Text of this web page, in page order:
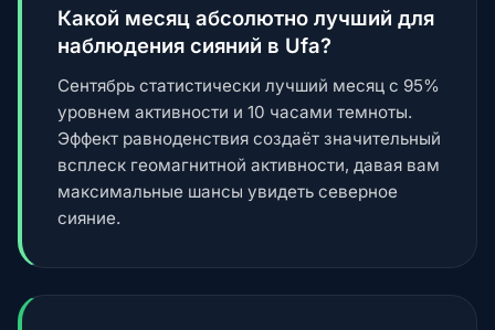
Какой месяц абсолютно лучший для
наблюдения сияний в Ufa?
Сентябрь статистически лучший месяц с 95%
уровнем активности и 10 часами темноты.
Эффект равноденствия создаёт значительный
всплеск геомагнитной активности, давая вам
максимальные шансы увидеть северное
сияние.